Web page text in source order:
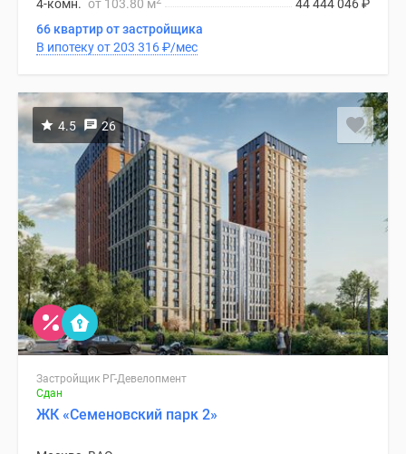
44 444 046₽
4-комн. от 103.80 м
66 квартир от застройщика
В ипотеку от 203 316₽/мес
4.5 26
Застройщик РГ-Девелопмент
Сдан
ЖК «Семеновский парк 2»